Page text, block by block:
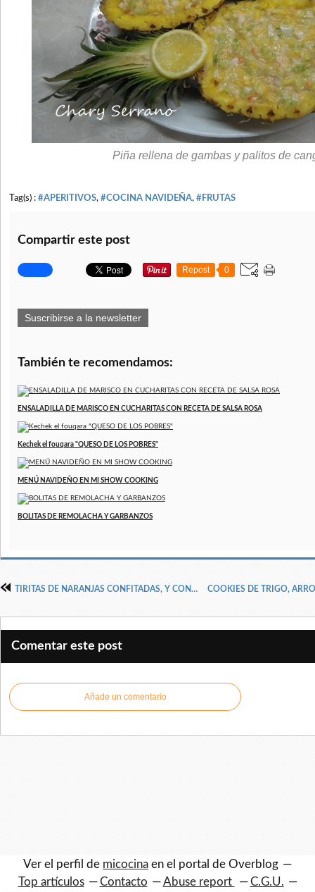
Piña rellena de gambas y palitos de
Tag(s) : #APERITIVOS, #COCINA NAVIDEÑA, #FRUTAS
Compartir este post
Repost 0
Suscribirse a la newsletter
También te recomendamos:
ENSALADILLA DE MARISCO EN CUCHARITAS CON RECETA DE SALSA ROSA
Kechek el fouqara "QUESO DE LOS POBRES"
MENÚ NAVIDEÑO EN MI SHOW COOKING
BOLITAS DE REMOLACHA Y GARBANZOS
TIRITAS DE NARANJAS CONFITADAS, Y CON CHOCOLATE
Comentar este post
Añade un comentario
Ver el perfil de micocina en el portal de Overblog
Top artículos
Contacto Abuse report
C.G.U.